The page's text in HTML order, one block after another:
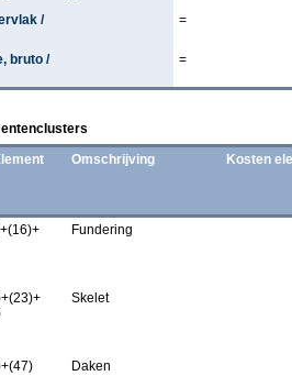
/
=
bruto /
=
Omschrijving Kosten
Fundering
Skelet
Daken